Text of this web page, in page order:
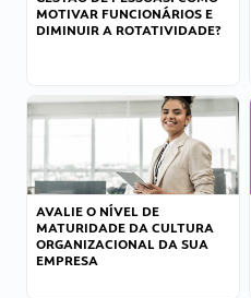
MOTIVAR FUNCIONÁRIOS E
DIMINUIR A ROTATIVIDADE?
AVALIE O NÍVEL DE
MATURIDADE DA CULTURA
ORGANIZACIONAL DA SUA
EMPRESA